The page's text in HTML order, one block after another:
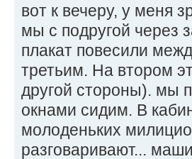
вот к вечеру, у меня
мы с подругой через
плакат повесили
третьим. На втором
другой стороны). мы
окнами сидим. В
молоденьких
разговаривают...